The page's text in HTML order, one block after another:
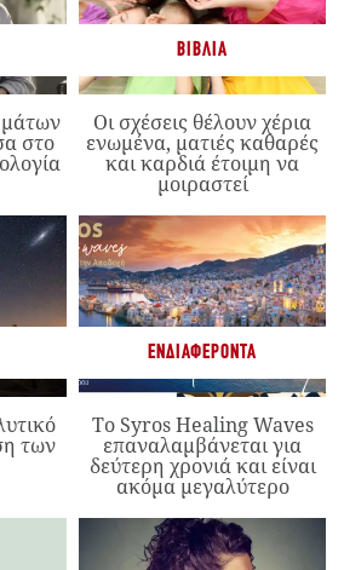
στο
ΒΙΒΛΊΑ
Οι σχέσεις θέλουν χέρια
ενωμένα, ματιές καθαρές
και καρδιά έτοιμη να
μοιραστεί
των
ΕΝΔΙΑΦΈΡΟΝΤΑ
Το Syros Healing Waves
επαναλαμβάνεται για
δεύτερη χρονιά και είναι
ακόμα μεγαλύτερο